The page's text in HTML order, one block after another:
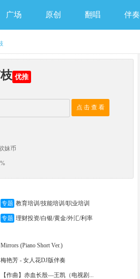
广场 原创 翻唱 伴奏
优推
点 击 查 看
妹币
专题 教育培训/技能培训/职业培训
专题 理财投资/白银/黄金/外汇/利率
Mirrors (Piano Short Ver.)
梅艳芳 - 女人花DJ版伴奏
【作曲】赤血长殷—王凯（电视剧...